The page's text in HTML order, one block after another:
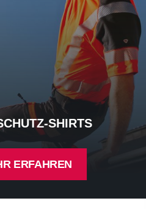
SHIRTS
ERFAHREN